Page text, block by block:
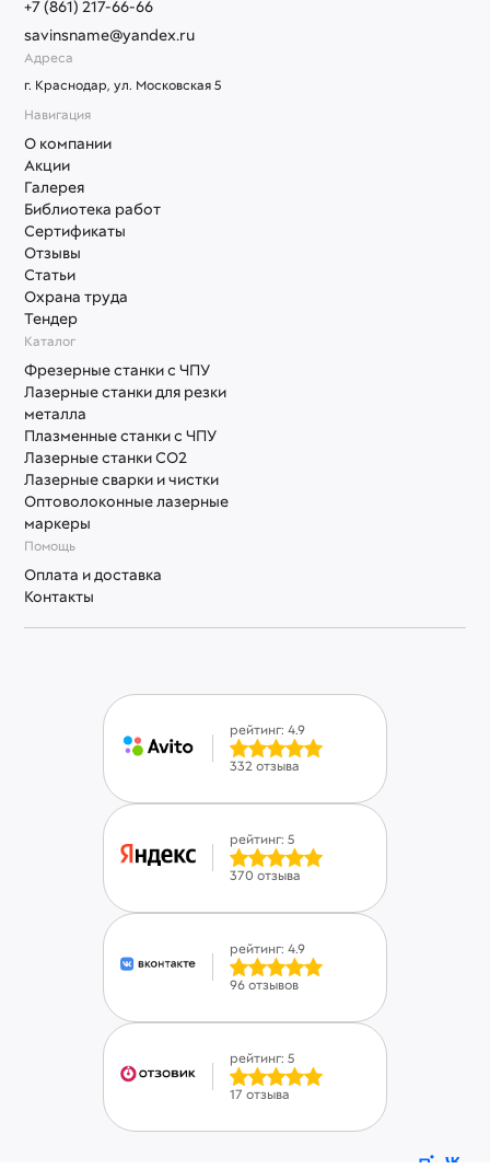
+7 (861) 217-66-66
savinsname@yandex.ru
Адреса
г. Краснодар, ул. Московская 5
Помощь
Оплата и доставка
Контакты
Навигация
О компании
Акции
Галерея
Библиотека работ
Сертификаты
Отзывы
Статьи
Охрана труда
Тендер
Каталог
Фрезерные станки с ЧПУ
Лазерные станки для резки
металла
Плазменные станки с ЧПУ
Лазерные станки СО2
Лазерные сварки и чистки
Оптоволоконные лазерные
маркеры
рейтинг: 4.9
332 отзыва
рейтинг: 5
370 отзыва
рейтинг: 4.9
96 отзывов
рейтинг: 5
17 отзыва